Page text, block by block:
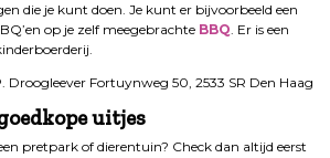
die je kunt doen. Je kunt er bijvoorbeeld een
op je zelf meegebrachte BBQ. Er is een
Droogleever Fortuynweg 50, 2533 SR Den Haag
uitjes
pretpark of dierentuin? Check dan altijd eerst